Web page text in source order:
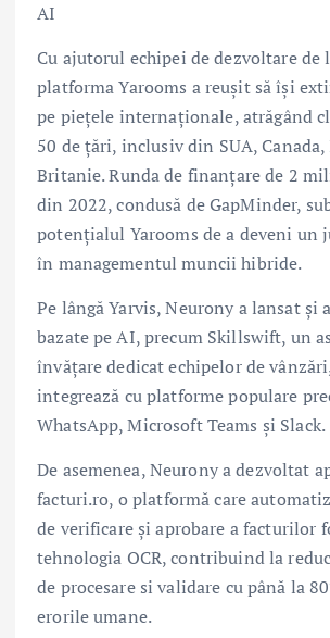
AI
Cu ajutorul echipei de dezvoltare de
platforma Yarooms a reușit să își
pe piețele internaționale, atrăgând
50 de țări, inclusiv din SUA,
Britanie. Runda de finanțare de 2
din 2022, condusă de GapMinder,
potențialul Yarooms de a deveni un
în managementul muncii hibride.
Pe lângă Yarvis, Neurony a lansat și
bazate pe AI, precum Skillswift, un
învățare dedicat echipelor de
integrează cu platforme populare
WhatsApp, Microsoft Teams și Slack.
De asemenea, Neurony a dezvoltat
facturi.ro, o platformă care
de verificare și aprobare a facturilor
tehnologia OCR, contribuind la
de procesare si validare cu până la
erorile umane.